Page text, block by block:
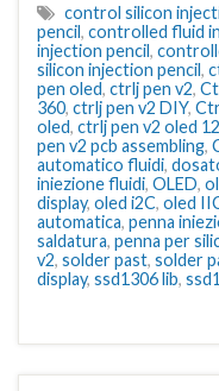
control silicon
pencil, controlled fluid
injection pencil,
silicon injection pencil,
pen oled, ctrlj pen v2,
360, ctrlj pen v2 DIY,
oled, ctrlj pen v2 oled
pen v2 pcb assembling,
automatico fluidi,
iniezione fluidi, OLED,
display, oled i2C, oled
automatica, penna
saldatura, penna per
v2, solder past, solder
display, ssd1306 lib,